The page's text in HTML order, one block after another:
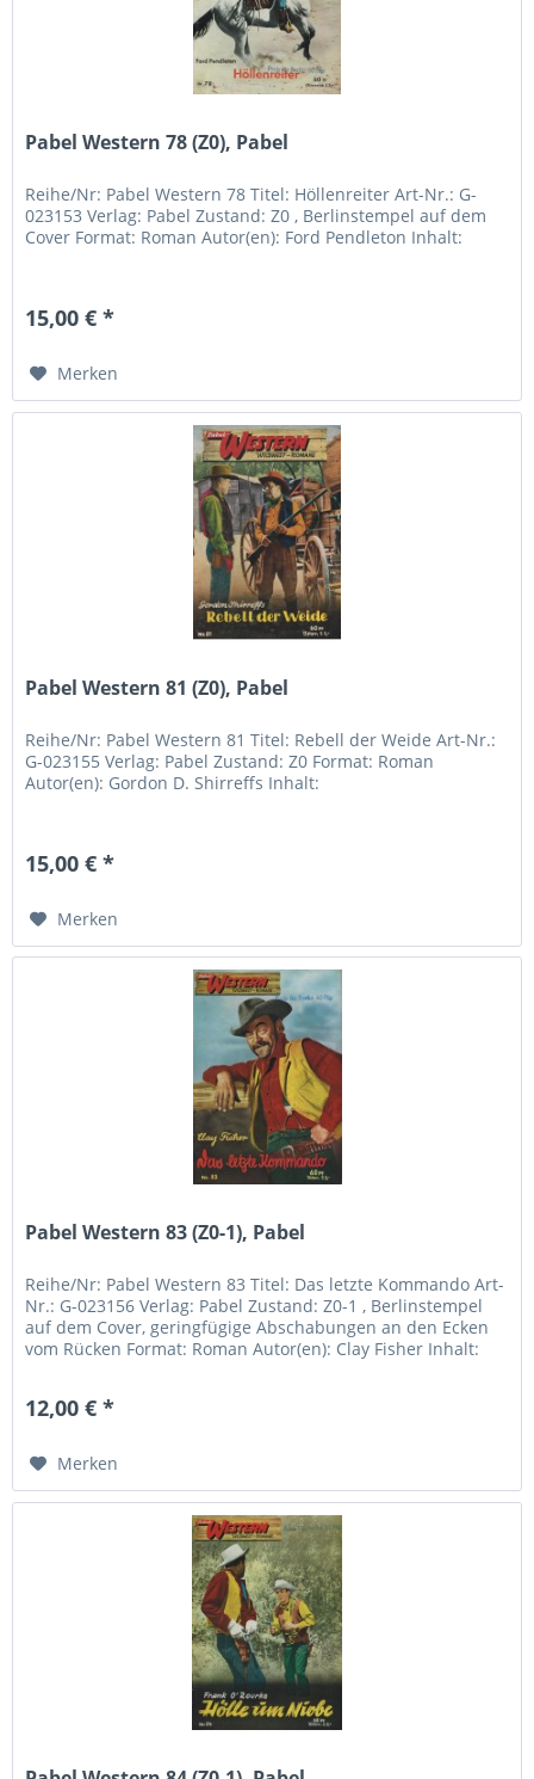
Pabel Western 78 (Z0), Pabel
Reihe/Nr: Pabel Western 78 Titel: Höllenreiter Art-Nr.: G-
023153 Verlag: Pabel Zustand: Z0 , Berlinstempel auf dem
Cover Format: Roman Autor(en): Ford Pendleton Inhalt:
15,00 € *
Merken
Pabel Western 81 (Z0), Pabel
Reihe/Nr: Pabel Western 81 Titel: Rebell der Weide Art-Nr.:
G-023155 Verlag: Pabel Zustand: Z0 Format: Roman
Autor(en): Gordon D. Shirreffs Inhalt:
15,00 € *
Merken
Pabel Western 83 (Z0-1), Pabel
Reihe/Nr: Pabel Western 83 Titel: Das letzte Kommando Art-
Nr.: G-023156 Verlag: Pabel Zustand: Z0-1 , Berlinstempel
auf dem Cover, geringfügige Abschabungen an den Ecken
vom Rücken Format: Roman Autor(en): Clay Fisher Inhalt:
12,00 € *
Merken